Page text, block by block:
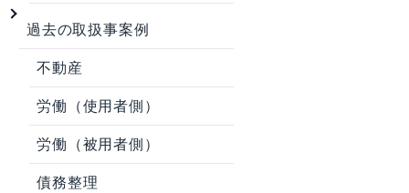
過去の取扱事案例
不動産
労働（使用者側）
労働（被用者側）
債務整理